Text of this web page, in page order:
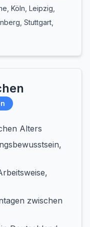
Köln, Leipzig,
Stuttgart,
Alters
zwischen